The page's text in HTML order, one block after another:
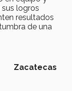
logros
resultados
de una
Zacatecas